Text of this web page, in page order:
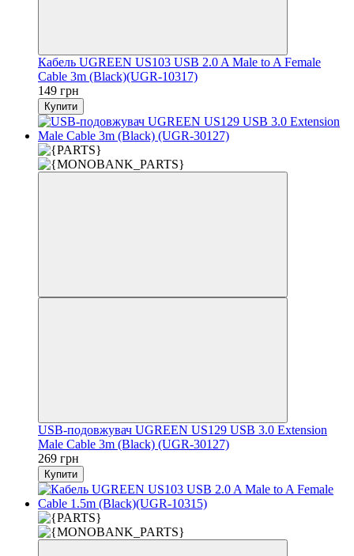
Кабель UGREEN US103 USB 2.0 A Male to A Female
Cable 3m (Black)(UGR-10317)
149 грн
Купити
USB-подовжувач UGREEN US129 USB 3.0 Extension
Male Cable 3m (Black) (UGR-30127)
269 грн
Купити